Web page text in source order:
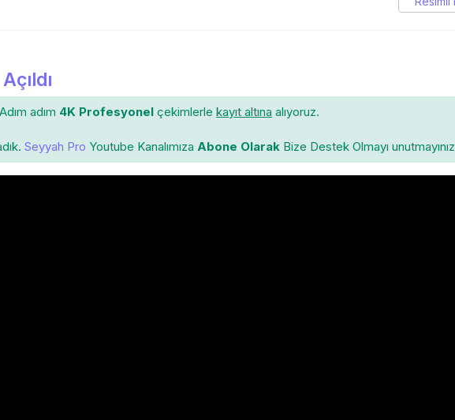
Adım adım 4K Profesyonel çekimlerle kayıt altına alıyoruz.
Seyyah Pro Youtube Kanalımıza Abone Olarak Bize Destek Olmayı